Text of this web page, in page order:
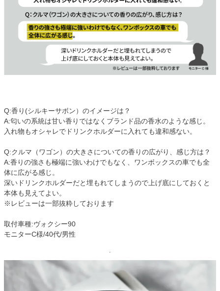
Q:香り(シルキーサボン）のイメージは？
A:匂いの系統は甘い香りではなくブランド品の香水のような感じ。
入れ物もオシャレでドリンクホルダーに入れても違和感ない。
Q:クルマ（ワゴン）の大きさについての香りの広がり、感じ方は？
A:香りの強さも極端に強いわけでもなく、ワンボックスの車でも全
体に広がる感じ。
深いドリンクホルダーだと埋もれてしまうので上げ底にしておくと
本体も見えてよい。
※レビューは一部抜粋しております
取付車種:ヴォクシー90
モニターC様/40代/男性